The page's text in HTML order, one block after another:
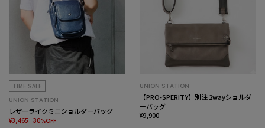
TIME SALE
UNION STATION
レザーライクミニショルダーバッグ
¥3,465 30%OFF
UNION STATION
【PRO-SPERITY】別注 2wayショルダ
ーバッグ
¥9,900